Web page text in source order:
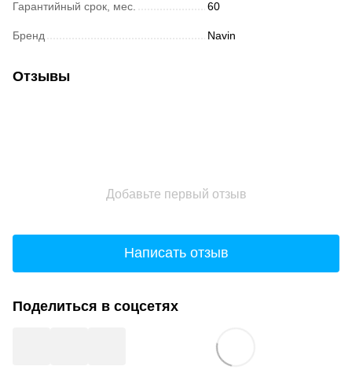
Гарантийный срок, мес. 60
Бренд Navin
Отзывы
Добавьте первый отзыв
Написать отзыв
Поделиться в соцсетях